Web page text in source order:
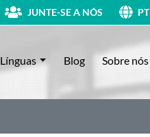
JUNTE-SE A NÓS PT
Línguas Blog Sobre nós